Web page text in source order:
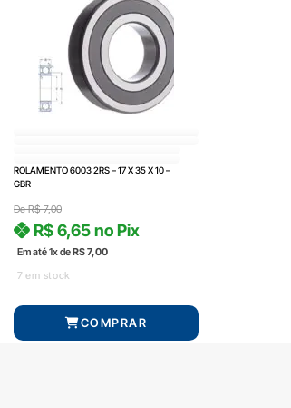
ROLAMENTO 6003 2RS – 17 X 35 X 10 –
GBR
DeR$7,00
Em até 1x deR$7,00
R$6,65 no Pix
7 em stock
COMPRAR